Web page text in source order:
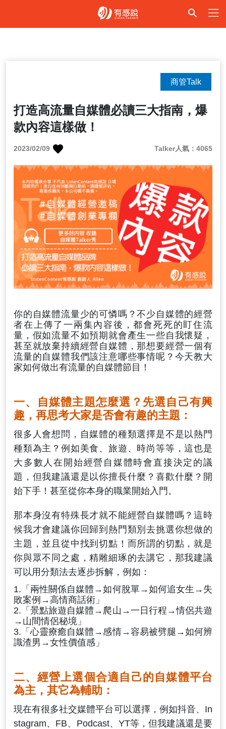
打造高流量自媒體必讀三大指南，爆
款內容這樣做！
商管Talk
2023/02/09 Talker人氣：4065
你的自媒體流量少的可憐嗎？不少自媒體的經營
者在上傳了一兩集內容後，都會死死的盯住流
量，假如流量不如預期就會產生一些自我懷疑，
甚至就放棄持續經營自媒體，那想要經營一個有
流量的自媒體我們該注意哪些事情呢？今天教大
家如何做出有流量的自媒體節目！
一、自媒體主題怎麼選？先選自己有興
趣，再思考大家是否會有趣的主題：
很多人會想問，自媒體的種類選擇是不是以熱門
種類為主？例如美食、旅遊、時尚等等，這也是
大多數人在開始經營自媒體時會直接決定的議
題，但我建議還是以你擅長什麼？喜歡什麼？開
始下手！甚至從你本身的職業開始入門。
那本身沒有特殊長才就不能經營自媒體嗎？這時
候我才會建議你回歸到熱門類別去挑選你想做的
主題，並且從中找到切點！而所謂的切點，就是
你與眾不同之處，精雕細琢的去講它，那我建議
可以用分類法去逐步拆解，例如：
1.「兩性關係自媒體→如何脫單→如何追女生→失
敗案例→高情商話術」
2.「景點旅遊自媒體→爬山→一日行程→情侶共遊
→山間情侶秘境」
3.「心靈療癒自媒體→感情→容易被劈腿→如何辨
識渣男→女性價值感」
二、經營上選個合適自己的自媒體平台
為主，其它為輔助：
現在有很多社交媒體平台可以選擇，例如抖音、In
stagram、FB、Podcast、YT等，但我建議還是要